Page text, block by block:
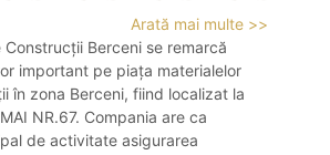
Arată mai multe >>
Construcții Berceni se remarcă
important pe piața materialelor
în zona Berceni, fiind localizat la
NR.67. Compania are ca
de activitate asigurarea